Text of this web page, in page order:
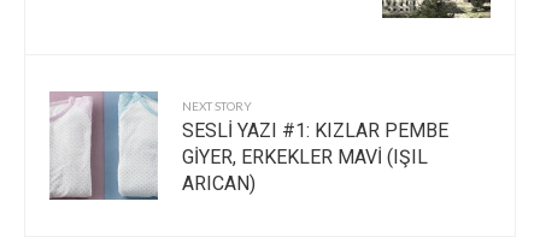
NEXT STORY
SESLİ YAZI #1: KIZLAR PEMBE
GİYER, ERKEKLER MAVİ (IŞIL
ARICAN)